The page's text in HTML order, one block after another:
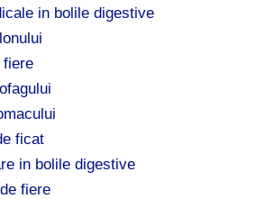
in bolile digestive
fiere
ficat
in bolile digestive
fiere